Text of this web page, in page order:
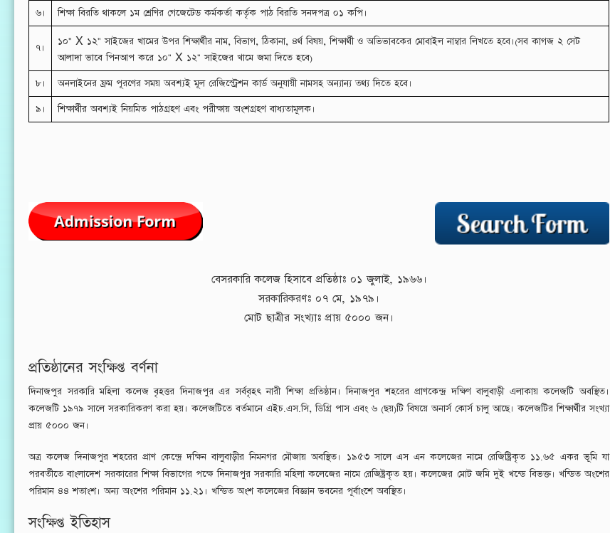
৬।
শিক্ষা বিরতি থাকলে ১ম শ্রেণির গেজেটেড কর্মকর্তা কর্তৃক পাঠ বিরতি সনদপত্র ০১ কপি।
৭।
১০" X ১২" সাইজের খামের উপর শিক্ষার্থীর নাম, বিভাগ, ঠিকানা, ৪র্থ বিষয়, শিক্ষার্থী ও অভিভাবকের মোবাইল নাম্বার লিখতে হবে।(সব কাগজ ২ সেট
আলাদা ভাবে পিনআপ করে ১০" X ১২" সাইজের খামে জমা দিতে হবে)
৮।
অনলাইনের ফ্রম পূরণের সময় অবশ্যই মূল রেজিস্ট্রেশন কার্ড অনুযায়ী নামসহ অন্যান্য তথ্য দিতে হবে।
৯।
শিক্ষার্থীর অবশ্যই নিয়মিত পাঠগ্রহণ এবং পরীক্ষায় অংশগ্রহণ বাধ্যতামূলক।
বেসরকারি কলেজ হিসাবে প্রতিষ্ঠাঃ ০১ জুলাই, ১৯৬৬।
সরকারিকরণঃ ০৭ মে, ১৯৭৯।
মোট ছাত্রীর সংখ্যাঃ প্রায় ৫০০০ জন।
প্রতিষ্ঠানের সংক্ষিপ্ত বর্ণনা
দিনাজপুর সরকারি মহিলা কলেজ বৃহত্তর দিনাজপুর এর সর্ববৃহৎ নারী শিক্ষা প্রতিষ্ঠান। দিনাজপুর শহরের প্রাণকেন্দ্র দক্ষিণ বালুবাড়ী এলাকায় কলেজটি অবস্থিত।
কলেজটি ১৯৭৯ সালে সরকারিকরণ করা হয়। কলেজটিতে বর্তমানে এইচ.এস.সি, ডিগ্রি পাস এবং ৬ (ছয়)টি বিষয়ে অনার্স কোর্স চালু আছে। কলেজটির শিক্ষার্থীর সংখ্যা
প্রায় ৫০০০ জন।
অত্র কলেজ দিনাজপুর শহরের প্রাণ কেন্দ্রে দক্ষিন বালুবাড়ীর নিমনগর মৌজায় অবস্থিত। ১৯৫৩ সালে এস এন কলেজের নামে রেজিষ্ট্রিকৃত ১১.৬৫ একর ভূমি যা
পরবর্তীতে বাংলাদেশ সরকারের শিক্ষা বিভাগের পক্ষে দিনাজপুর সরকারি মহিলা কলেজের নামে রেজিষ্ট্রকৃত হয়। কলেজের মোট জমি দুই খন্ডে বিভক্ত। খন্ডিত অংশের
পরিমান ৪৪ শতাংশ। অন্য অংশের পরিমান ১১.২১। খন্ডিত অংশ কলেজের বিজ্ঞান ভবনের পূর্বাংশে অবস্থিত।
সংক্ষিপ্ত ইতিহাস